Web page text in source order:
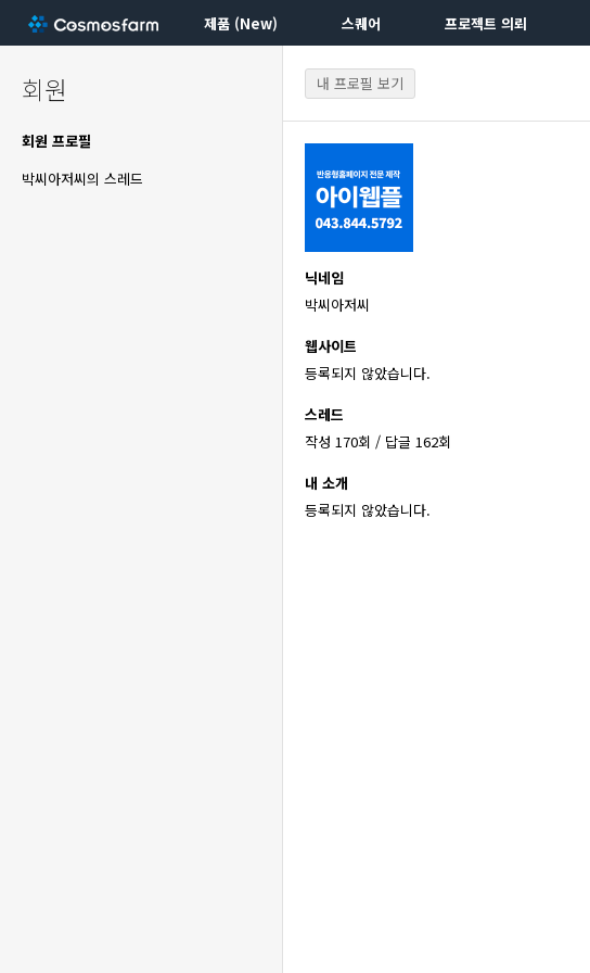
제품 (New) 스퀘어 프로젝트 의뢰
회원
회원 프로필
박씨아저씨의 스레드
내 프로필 보기
닉네임
박씨아저씨
웹사이트
등록되지 않았습니다.
스레드
작성 170회 / 답글 162회
내 소개
등록되지 않았습니다.